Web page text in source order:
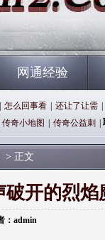
网通经验
怎么回事看 还让了让需
传奇小地图 传奇公益刺
> 正文
开的烈焰
：admin